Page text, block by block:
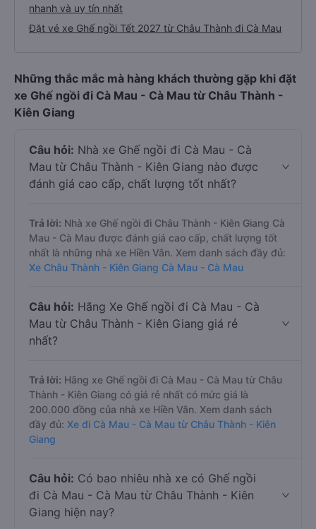
nhanh và uy tín nhất
Đặt vé xe Ghế ngồi Tết 2027 từ Châu Thành đi Cà Mau
Những thắc mắc mà hàng khách thường gặp khi đặt
xe Ghế ngồi đi Cà Mau - Cà Mau từ Châu Thành -
Kiên Giang
Câu hỏi: Nhà xe Ghế ngồi đi Cà Mau - Cà
Mau từ Châu Thành - Kiên Giang nào được
đánh giá cao cấp, chất lượng tốt nhất?
Trả lời: Nhà xe Ghế ngồi đi Châu Thành - Kiên Giang Cà
Mau - Cà Mau được đánh giá cao cấp, chất lượng tốt
nhất là những nhà xe Hiền Vân. Xem danh sách đầy đủ:
Xe Châu Thành - Kiên Giang Cà Mau - Cà Mau
Câu hỏi: Hãng Xe Ghế ngồi đi Cà Mau - Cà
Mau từ Châu Thành - Kiên Giang giá rẻ
nhất?
Trả lời: Hãng xe Ghế ngồi đi Cà Mau - Cà Mau từ Châu
Thành - Kiên Giang có giá rẻ nhất có mức giá là
200.000 đồng của nhà xe Hiền Vân. Xem danh sách
đầy đủ: Xe đi Cà Mau - Cà Mau từ Châu Thành - Kiên
Giang
Câu hỏi: Có bao nhiêu nhà xe có Ghế ngồi
đi Cà Mau - Cà Mau từ Châu Thành - Kiên
Giang hiện nay?